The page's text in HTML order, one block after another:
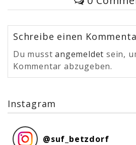
Schreibe einen
Du musstangemeldet sein,
Kommentar abzugeben.
Instagram
@suf_betzdorf